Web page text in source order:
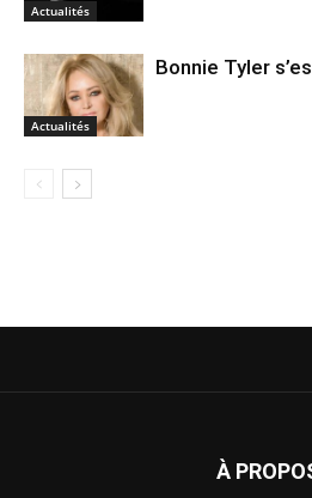
Actualités
Actualités
Bonnie Tyler
À